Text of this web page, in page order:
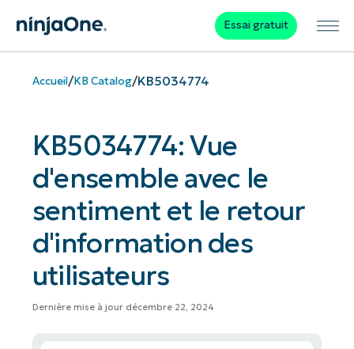
Essai gratuit
Accueil/KB Catalog/KB5034774
KB5034774: Vue
d'ensemble avec le
sentiment et le retour
d'information des
utilisateurs
Dernière mise à jour décembre 22, 2024